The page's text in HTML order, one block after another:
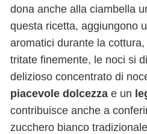
dona anche alla ciambella
questa ricetta, aggiungono
aromatici durante la
tritate finemente, le noci si
delizioso concentrato di
piacevole dolcezza e un
contribuisce anche a
zucchero bianco